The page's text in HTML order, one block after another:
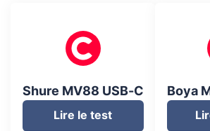
Shure MV88 USB-C
Lire le test
Boya